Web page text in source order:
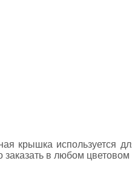
крышка используется
в любом